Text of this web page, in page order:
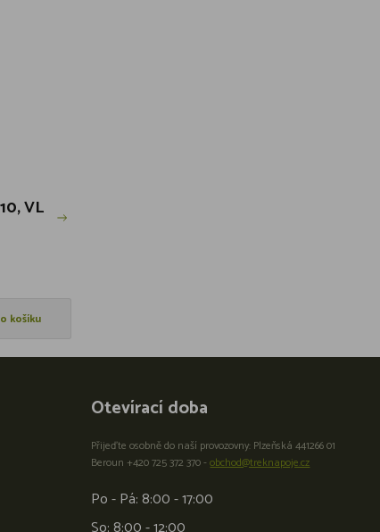
VL
košíku
Otevírací doba
Přijeďte osobně do naší provozovny: Plzeňská 441266 01
Beroun +420 725 372 370 -obchod@treknapoje.cz
Po - Pá: 8:00 - 17:00